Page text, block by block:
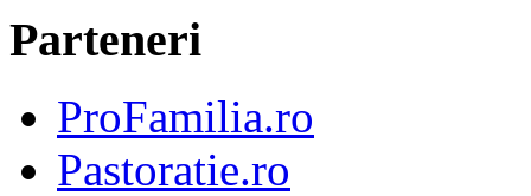
Parteneri
ProFamilia.ro
Pastoratie.ro